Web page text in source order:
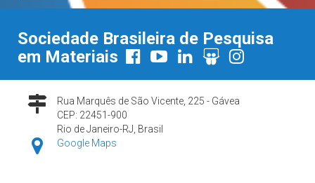
Sociedade Brasileira de Pesquisa
em Materiais
Rua Marquês de São Vicente, 225 - Gávea
CEP: 22451-900
Rio de Janeiro-RJ, Brasil
Google Maps